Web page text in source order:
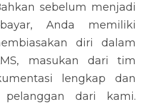
sebelum menjadi
Anda memiliki
diri dalam
masukan dari tim
lengkap dan
dari kami.